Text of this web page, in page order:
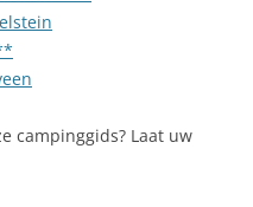
campinggids? Laat uw